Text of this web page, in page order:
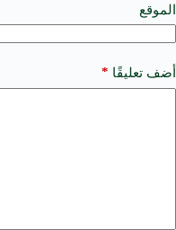
الموقع
أضف تعليقًا *
e
: